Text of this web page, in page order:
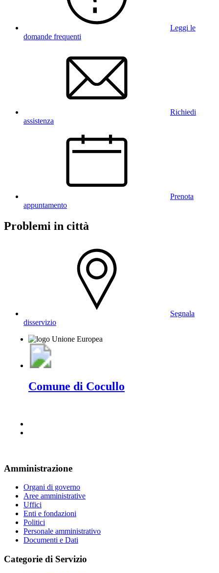
Leggi le
domande frequenti
Richiedi
assistenza
Prenota
appuntamento
Problemi in città
Segnala
disservizio
Comune di Cocullo
Amministrazione
Organi di governo
Aree amministrative
Uffici
Enti e fondazioni
Politici
Personale amministrativo
Documenti e Dati
Categorie di Servizio